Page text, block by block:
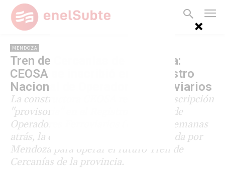
MENDOZA
Tren de Cercanías de Mendoza:
CEOSA se inscribió en el Registro
Nacional de Operadores Ferroviarios
La constructora CEOSA recibió su inscripción
"provisoria" en el Registro Nacional de
Operadores Ferroviarios (ReNOF). Semanas
atrás, la empresa había sido adjudicada por
Mendoza para operar el futuro Tren de
Cercanías de la provincia.